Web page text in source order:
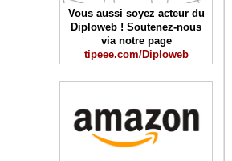
Vous aussi soyez acteur du
Diploweb ! Soutenez-nous
via notre page
tipeee.com/Diploweb